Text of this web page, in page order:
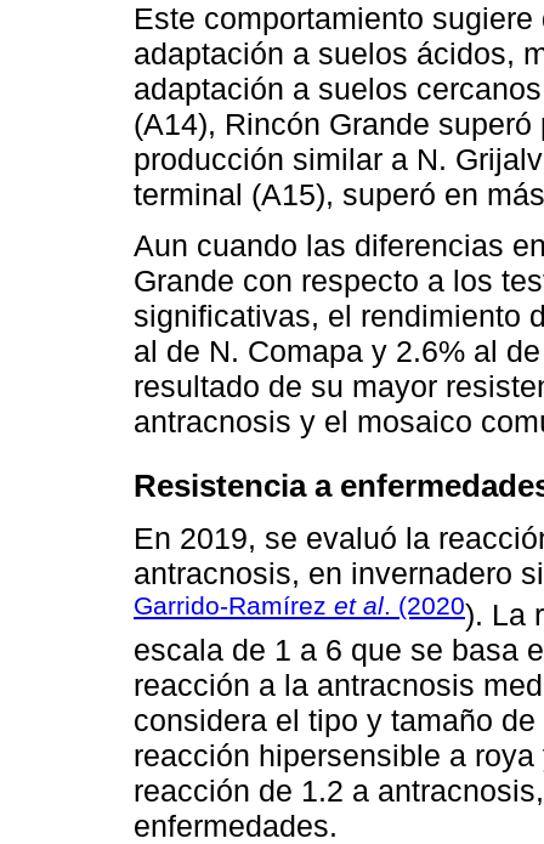
Este comportamiento
adaptación a suelos ácidos,
adaptación a suelos
(A14), Rincón Grande
producción similar a N.
terminal (A15), superó en
Aun cuando las diferencias
Grande con respecto a los
significativas, el rendimiento
al de N. Comapa y 2.6% al
resultado de su mayor
antracnosis y el mosaico
Resistencia a
En 2019, se evaluó la
antracnosis, en invernadero
Garrido-Ramírez et al . (2020). La
escala de 1 a 6 que se basa
reacción a la antracnosis
considera el tipo y tamaño de
reacción hipersensible a
reacción de 1.2 a
enfermedades.